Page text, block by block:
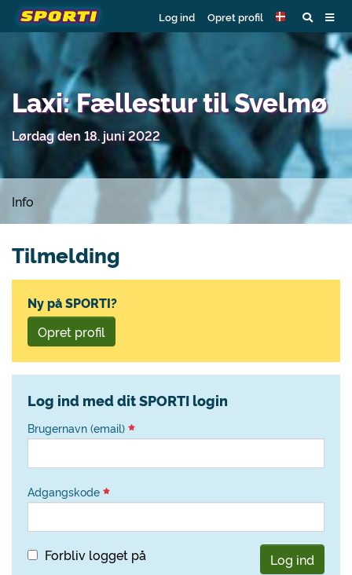
Log ind Opret profil
Laxi: Fællestur til Svelmø
Lørdag den 18. juni 2022
Info
Tilmelding
Ny på SPORTI?
Opret profil
Log ind med dit SPORTI login
Brugernavn (email)
Adgangskode
Forbliv logget på
Log ind